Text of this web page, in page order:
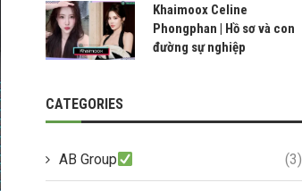
Khaimoox Celine
Phongphan | Hồ sơ và con
đường sự nghiệp
CATEGORIES
AB Group (3)